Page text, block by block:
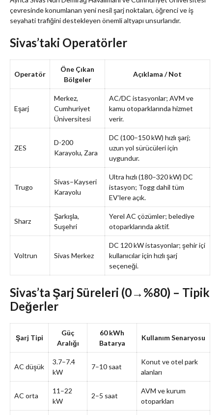
çevresinde konumlanan yeni nesil şarj noktaları, öğrenci ve iş
seyahati trafiğini destekleyen önemli altyapı unsurlarıdır.
Sivas’taki Operatörler
Operatör
Öne Çıkan
Bölgeler
Açıklama / Not
Eşarj
Merkez,
Cumhuriyet
Üniversitesi
AC/DC istasyonlar; AVM ve
kamu otoparklarında hizmet
verir.
ZES
D-200
Karayolu, Zara
DC (100–150 kW) hızlı şarj;
uzun yol sürücüleri için
uygundur.
Trugo
Sivas–Kayseri
Karayolu
Ultra hızlı (180–320 kW) DC
istasyon; Togg dahil tüm
EV’lere açık.
Sharz
Şarkışla,
Suşehri
Yerel AC çözümler; belediye
otoparklarında aktif.
Voltrun Sivas Merkez
DC 120 kW istasyonlar; şehir içi
kullanıcılar için hızlı şarj
seçeneği.
Sivas’ta Şarj Süreleri (0→%80) – Tipik
Değerler
Şarj Tipi
Güç
Aralığı
60 kWh
Batarya
Kullanım Senaryosu
AC düşük
3.7–7.4
kW
7–10 saat
Konut ve otel park
alanları
AC orta
11–22
kW
2–5 saat
AVM ve kurum
otoparkları